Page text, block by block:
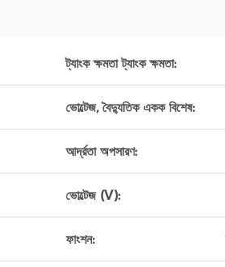
ট্যাংক ক্ষমতা ট্যাংক ক্ষমতা:
ভোল্টেজ, বৈদ্যুতিক একক বিশেষ:
আর্দ্রতা অপসারণ:
ভোল্টেজ (V):
ফাংশন: